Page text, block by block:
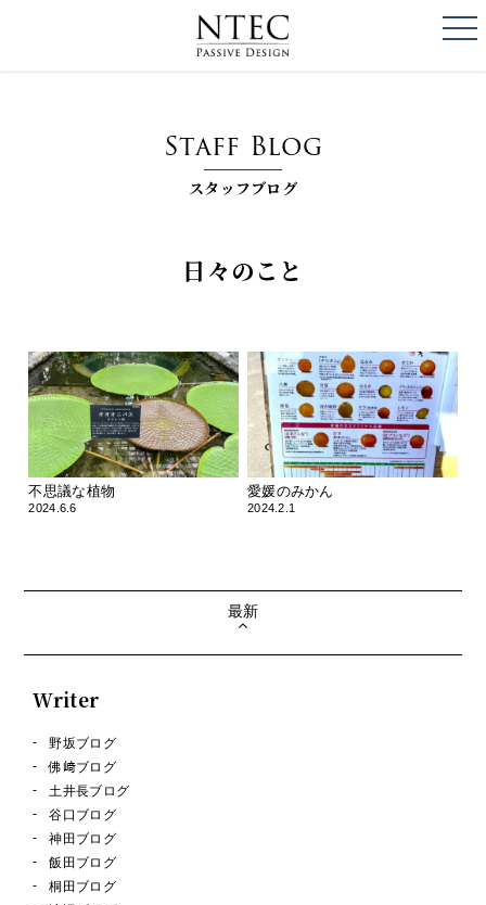
Staff Blog
スタッフブログ
日々のこと
不思議な植物
2024.6.6
愛媛のみかん
2024.2.1
最新
Writer
野坂ブログ
佛﨑ブログ
土井長ブログ
谷口ブログ
神田ブログ
飯田ブログ
桐田ブログ